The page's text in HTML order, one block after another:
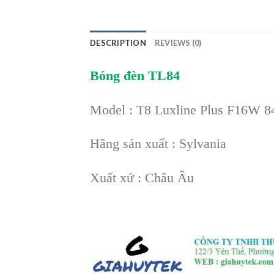
DESCRIPTION REVIEWS (0)
Bóng đèn TL84
Model : T8 Luxline Plus F16W
Hãng sản xuất : Sylvania
Xuất xứ : Châu Âu